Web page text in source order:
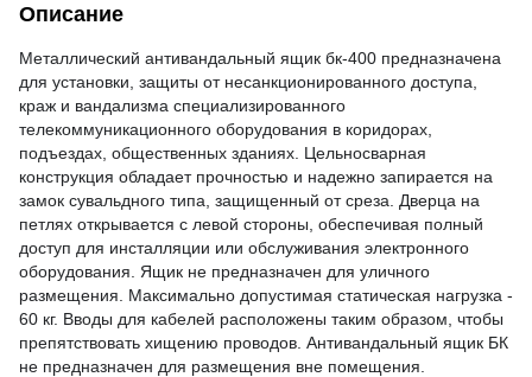
Описание
Металлический антивандальный ящик бк-400 предназначена
для установки, защиты от несанкционированного доступа,
краж и вандализма специализированного
телекоммуникационного оборудования в коридорах,
подъездах, общественных зданиях. Цельносварная
конструкция обладает прочностью и надежно запирается на
замок сувальдного типа, защищенный от среза. Дверца на
петлях открывается с левой стороны, обеспечивая полный
доступ для инсталляции или обслуживания электронного
оборудования. Ящик не предназначен для уличного
размещения. Максимально допустимая статическая нагрузка -
60 кг. Вводы для кабелей расположены таким образом, чтобы
препятствовать хищению проводов. Антивандальный ящик БК
не предназначен для размещения вне помещения.